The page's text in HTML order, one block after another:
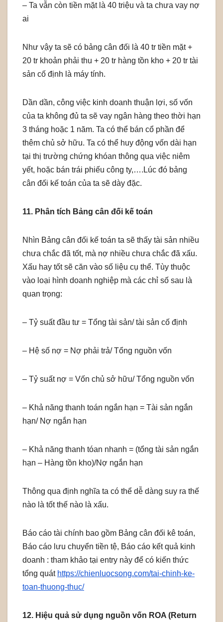
– Ta vẫn còn tiền mặt là 40 triệu và ta chưa vay nợ
ai
Như vậy ta sẽ có bảng cân đối là 40 tr tiền mặt +
20 tr khoản phải thu + 20 tr hàng tồn kho + 20 tr tài
sản cố định là máy tính.
Dần dần, công việc kinh doanh thuận lợi, số vốn
của ta không đủ ta sẽ vay ngân hàng theo thời hạn
3 tháng hoặc 1 năm. Ta có thể bán cổ phần để
thêm chủ sở hữu. Ta có thể huy động vốn dài hạn
tại thị trường chứng khóan thông qua việc niêm
yết, hoặc bán trái phiếu công ty,….Lúc đó bảng
cân đối kế toán của ta sẽ dày đặc.
11. Phân tích Bảng cân đối kế toán
Nhìn Bảng cân đối kế toán ta sẽ thấy tài sản nhiều
chưa chắc đã tốt, mà nợ nhiều chưa chắc đã xấu.
Xấu hay tốt sẽ căn vào số liệu cụ thể. Tùy thuộc
vào loại hình doanh nghiệp mà các chỉ số sau là
quan trọng:
– Tỷ suất đầu tư = Tổng tài sản/ tài sản cố định
– Hệ số nợ = Nợ phải trả/ Tổng nguồn vốn
– Tỷ suất nợ = Vốn chủ sở hữu/ Tổng nguồn vốn
– Khả năng thanh toán ngắn hạn = Tài sản ngắn
hạn/ Nợ ngắn hạn
– Khả năng thanh tóan nhanh = (tổng tài sản ngắn
hạn – Hàng tồn kho)/Nợ ngắn hạn
Thông qua định nghĩa ta có thể dễ dàng suy ra thế
nào là tốt thế nào là xấu.
Báo cáo tài chính bao gồm Bảng cân đối kê toán,
Báo cáo lưu chuyển tiền tệ, Báo cáo kết quả kinh
doanh : tham khảo tại entry này để có kiến thức
tổng quát https://chienluocsong.com/tai-chinh-ke-
toan-thuong-thuc/
12. Hiệu quả sử dụng nguồn vốn ROA (Return